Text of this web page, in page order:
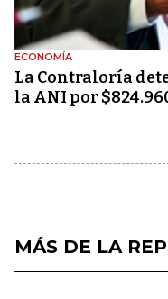
ECONOMÍA
La Contraloría
la ANI por
MÁS DE LA